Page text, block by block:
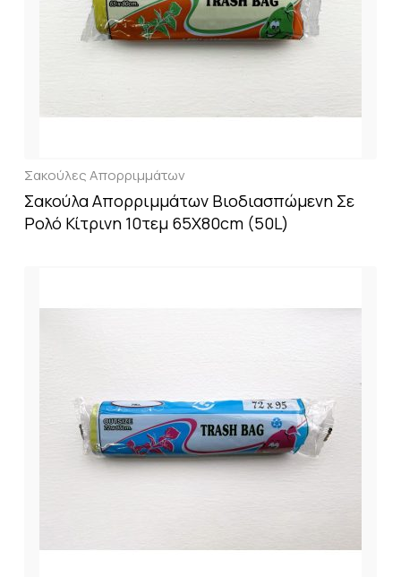
Σακούλες Απορριμμάτων
Σακούλα Απορριμμάτων Βιοδιασπώμενη Σε
Ρολό Κίτρινη 10τεμ 65X80cm (50L)